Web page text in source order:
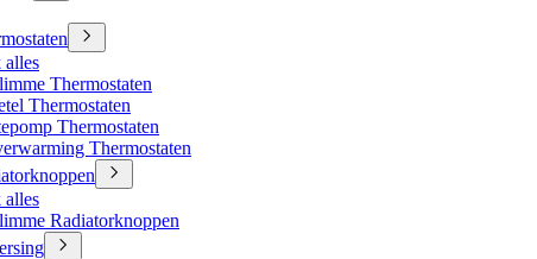
Thermostaten
Thermostaten
Thermostaten
Thermostaten
Radiatorknoppen